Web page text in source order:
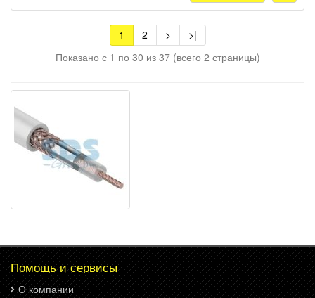
1 2 >
>|
Показано с 1 по 30 из 37 (всего 2 страницы)
Помощь и сервисы
О компании